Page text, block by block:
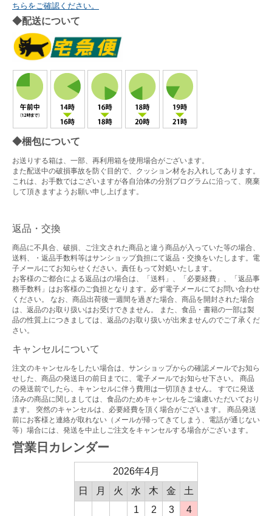
ちらをご確認ください。
◆配送について
◆梱包について
お送りする箱は、一部、再利用箱を使用場合がございます。
また配送中の破損事故を防ぐ目的で、クッション材をお入れしてあります。
これは、お手数ではございますが各自治体の分別プログラムに沿って、廃棄
して頂きますようお願い申し上げます。
返品・交換
商品に不具合、破損、ご注文された商品と違う商品が入っていた等の場合、
送料、・返品手数料等はサンショップ負担にて返品・交換をいたします。電
子メールにてお知らせください。責任もって対処いたします。
お客様のご都合による返品はの場合は、「送料」、「必要経費」、「返品事
務手数料」はお客様のご負担となります。必ず電子メールにてお問い合わせ
ください。 なお、商品出荷後一週間を過ぎた場合、商品を開封された場合
は、返品のお取り扱いはお受けできません。 また、食品・書籍の一部は製
品の性質上につきましては、返品のお取り扱いが出来ませんのでご了承くだ
さい。
キャンセルについて
注文のキャンセルをしたい場合は、サンショップからの確認メールでお知ら
せした、商品の発送日の前日までに、電子メールでお知らせ下さい。 商品
の発送前でしたら、キャンセルに伴う費用は一切頂きません。 すでに発送
済みの商品に関しましては、食品のためキャンセルをご遠慮いただいており
ます。 突然のキャンセルは、必要経費を頂く場合がございます。 商品発送
前にお客様と連絡が取れない（メールが帰ってきてしまう、電話が通じない
等）場合には、発送を中止しご注文をキャンセルする場合がございます。
営業日カレンダー
2026年4月
日
月 火 水 木 金
土
1
2 3
4